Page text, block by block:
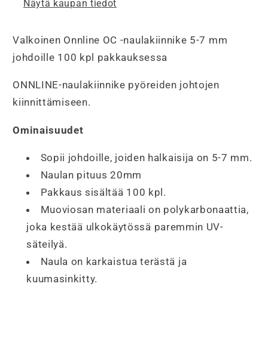
Näytä kaupan tiedot
Valkoinen Onnline OC -naulakiinnike 5-7 mm
johdoille 100 kpl pakkauksessa
ONNLINE-naulakiinnike pyöreiden johtojen
kiinnittämiseen.
Ominaisuudet
Sopii johdoille, joiden halkaisija on 5-7 mm.
Naulan pituus 20mm
Pakkaus sisältää 100 kpl.
Muoviosan materiaali on polykarbonaattia,
joka kestää ulkokäytössä paremmin UV-
säteilyä.
Naula on karkaistua terästä ja
kuumasinkitty.